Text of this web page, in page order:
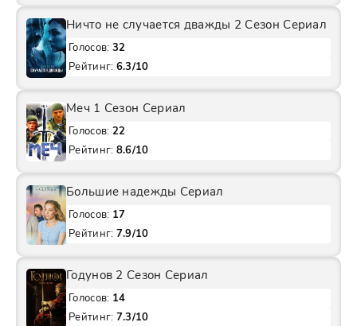
Ничто не случается дважды 2 Сезон Сериал
Голосов: 32
Рейтинг: 6.3/10
Меч 1 Сезон Сериал
Голосов: 22
Рейтинг: 8.6/10
Большие надежды Сериал
Голосов: 17
Рейтинг: 7.9/10
Годунов 2 Сезон Сериал
Голосов: 14
Рейтинг: 7.3/10